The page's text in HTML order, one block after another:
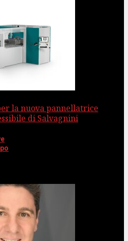
la nuova pannellatrice
di Salvagnini